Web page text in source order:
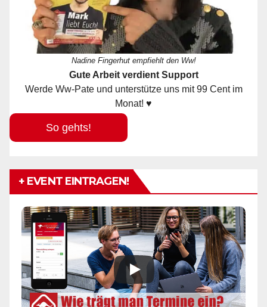
Nadine Fingerhut empfiehlt den Ww!
Gute Arbeit verdient Support
Werde Ww-Pate und unterstütze uns mit 99 Cent im
Monat! ♥
So gehts!
+ EVENT EINTRAGEN!